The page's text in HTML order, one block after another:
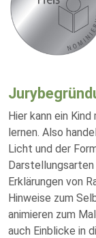
Hier kann ein
lernen. Also
Licht und der
Darstellungsarten
Erklärungen von
Hinweise zum
animieren zum
auch Einblicke in